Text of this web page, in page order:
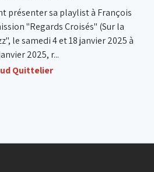
présenter sa playlist à François
"Regards Croisés" (Sur la
le samedi 4 et 18 janvier 2025 à
2025, r...
Quittelier